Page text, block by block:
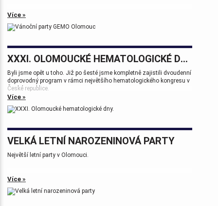
Více »
XXXI. OLOMOUCKÉ HEMATOLOGICKÉ DNY.
Byli jsme opět u toho. Již po šesté jsme kompletně zajistili dvoudenní
doprovodný program v rámci největšího hematologického kongresu v
České republice.
Tak zase za rok na viděnou přátelé.
Více »
VELKÁ LETNÍ NAROZENINOVÁ PARTY
Největší letní party v Olomouci.
Více »